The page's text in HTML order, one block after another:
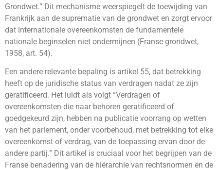
Grondwet.” Dit mechanisme weerspiegelt de toewijding van
Frankrijk aan de suprematie van de grondwet en zorgt ervoor
dat internationale overeenkomsten de fundamentele
nationale beginselen niet ondermijnen (Franse grondwet,
1958, art. 54).
Een andere relevante bepaling is artikel 55, dat betrekking
heeft op de juridische status van verdragen nadat ze zijn
geratificeerd. Het luidt als volgt “Verdragen of
overeenkomsten die naar behoren geratificeerd of
goedgekeurd zijn, hebben na publicatie voorrang op wetten
van het parlement, onder voorbehoud, met betrekking tot elke
overeenkomst of verdrag, van de toepassing ervan door de
andere partij.” Dit artikel is cruciaal voor het begrijpen van de
Franse benadering van de hiërarchie van rechtsnormen en de